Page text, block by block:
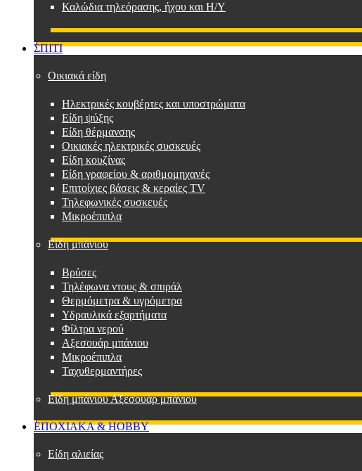
Καλώδια τηλεόρασης, ήχου και Η/Υ
ΣΠΙΤΙ
Οικιακά είδη
Ηλεκτρικές κουβέρτες και υποστρώματα
Είδη ψύξης
Είδη θέρμανσης
Οικιακές ηλεκτρικές συσκευές
Είδη κουζίνας
Είδη γραφείου & αριθμομηχανές
Επιτοίχιες βάσεις & κεραίες TV
Τηλεφωνικές συσκευές
Μικροέπιπλα
Είδη μπάνιου
Βρύσες
Τηλέφωνα ντους & σπιράλ
Θερμόμετρα & υγρόμετρα
Υδραυλικά εξαρτήματα
Φίλτρα νερού
Αξεσουάρ μπάνιου
Μικροέπιπλα
Ταχυθερμαντήρες
Είδη μπάνιου Αξεσουάρ μπάνιου
ΕΠΟΧΙΑΚΑ & HOBBY
Είδη αλιείας